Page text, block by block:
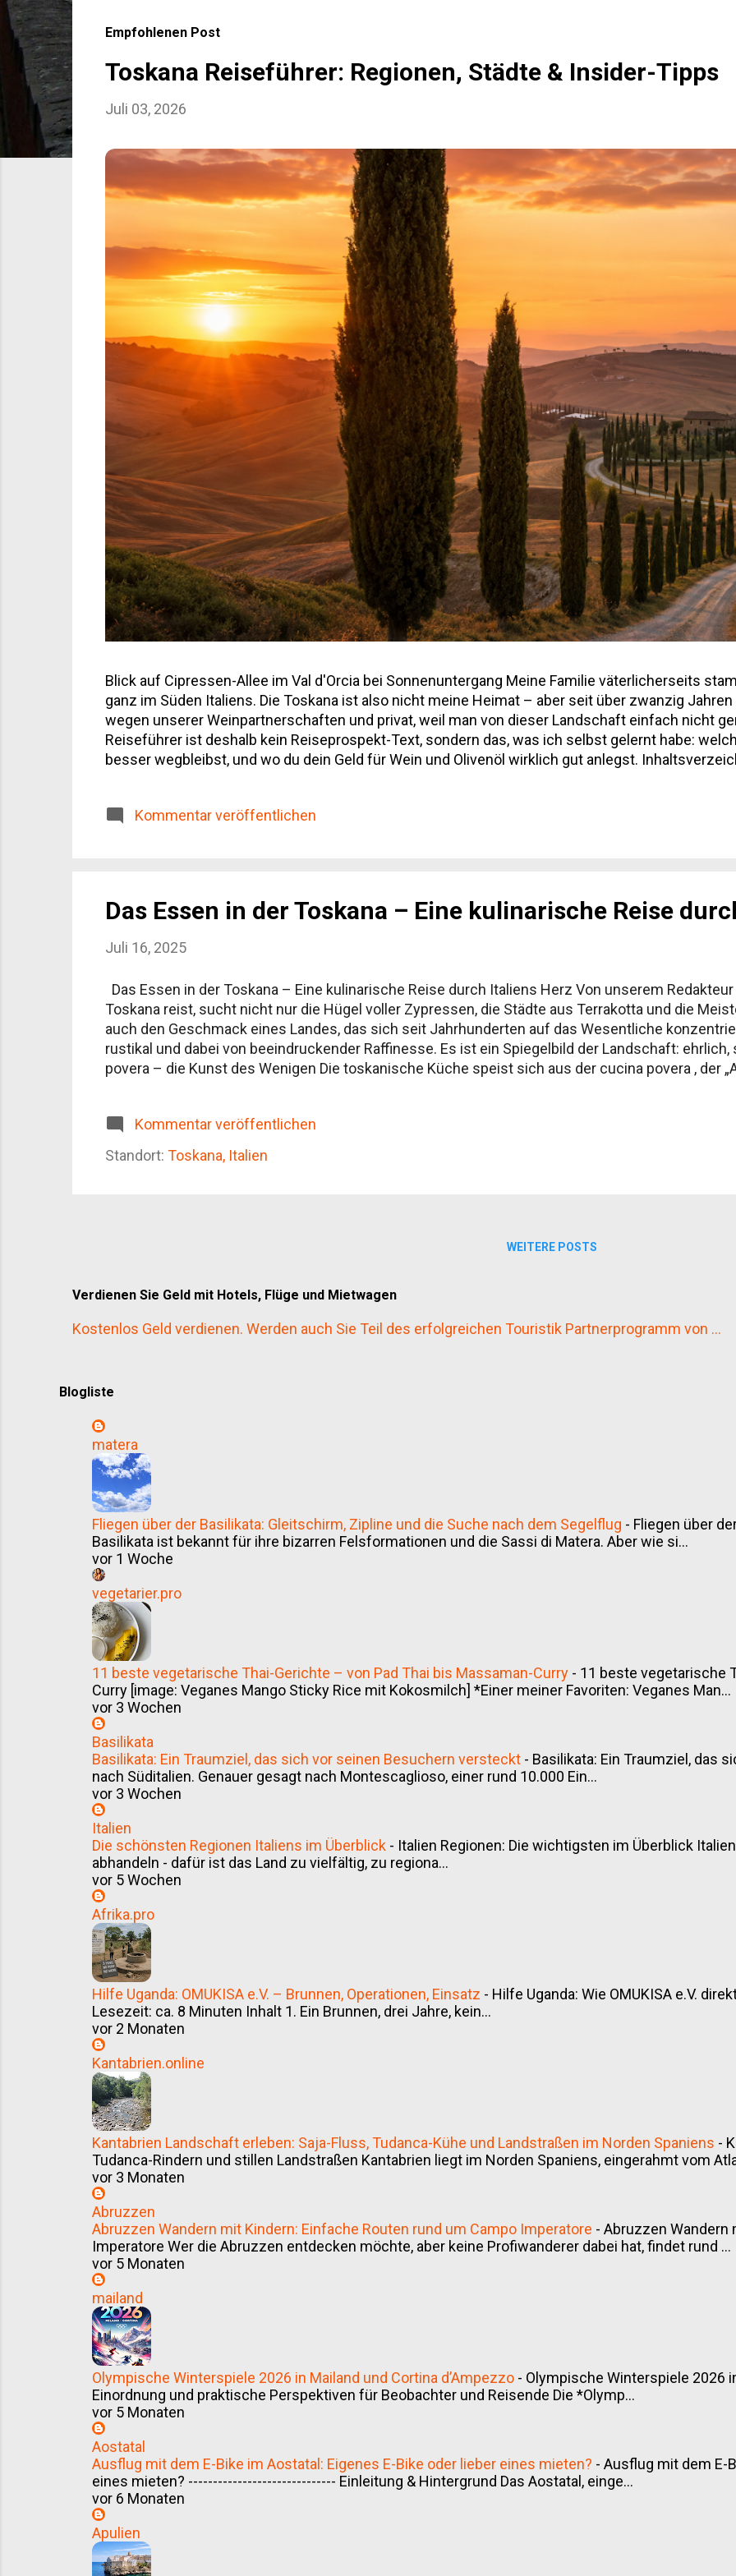
Empfohlenen Post
Toskana Reiseführer: Regionen, Städte & Insider-Tipps
Juli 03, 2026
Blick auf Cipressen-Allee im Val d'Orcia bei Sonnenuntergang Meine Familie väterlicherseits
ganz im Süden Italiens. Die Toskana ist also nicht meine Heimat – aber seit über zwanzig
wegen unserer Weinpartnerschaften und privat, weil man von dieser Landschaft einfach nicht
Reiseführer ist deshalb kein Reiseprospekt-Text, sondern das, was ich selbst gelernt habe:
besser wegbleibst, und wo du dein Geld für Wein und Olivenöl wirklich gut anlegst.
Kommentar veröffentlichen
Das Essen in der Toskana – Eine kulinarische Reise
Juli 16, 2025
Das Essen in der Toskana – Eine kulinarische Reise durch Italiens Herz Von unserem
Toskana reist, sucht nicht nur die Hügel voller Zypressen, die Städte aus Terrakotta und die
auch den Geschmack eines Landes, das sich seit Jahrhunderten auf das Wesentliche
rustikal und dabei von beeindruckender Raffinesse. Es ist ein Spiegelbild der Landschaft:
povera – die Kunst des Wenigen Die toskanische Küche speist sich aus der cucina povera , der
kann. In den Städten wie Florenz, Siena oder Arezzo trifft ma...
Kommentar veröffentlichen
Standort: Toskana, Italien
WEITERE POSTS
Verdienen Sie Geld mit Hotels, Flüge und Mietwagen
Kostenlos Geld verdienen. Werden auch Sie Teil des erfolgreichen Touristik Partnerprogramm von ...
Blogliste
matera
Fliegen über der Basilikata: Gleitschirm, Zipline und die Suche nach dem Segelflug - Fliegen über
Basilikata ist bekannt für ihre bizarren Felsformationen und die Sassi di Matera. Aber wie si...
vor 1 Woche
vegetarier.pro
11 beste vegetarische Thai-Gerichte – von Pad Thai bis Massaman-Curry - 11 beste vegetarische
Curry [image: Veganes Mango Sticky Rice mit Kokosmilch] *Einer meiner Favoriten: Veganes Man...
vor 3 Wochen
Basilikata
Basilikata: Ein Traumziel, das sich vor seinen Besuchern versteckt - Basilikata: Ein Traumziel, das
nach Süditalien. Genauer gesagt nach Montescaglioso, einer rund 10.000 Ein...
vor 3 Wochen
Italien
Die schönsten Regionen Italiens im Überblick - Italien Regionen: Die wichtigsten im Überblick
abhandeln - dafür ist das Land zu vielfältig, zu regiona...
vor 5 Wochen
Afrika.pro
Hilfe Uganda: OMUKISA e.V. – Brunnen, Operationen, Einsatz - Hilfe Uganda: Wie OMUKISA e.V.
Lesezeit: ca. 8 Minuten Inhalt 1. Ein Brunnen, drei Jahre, kein...
vor 2 Monaten
Kantabrien.online
Kantabrien Landschaft erleben: Saja-Fluss, Tudanca-Kühe und Landstraßen im Norden Spaniens -
Tudanca-Rindern und stillen Landstraßen Kantabrien liegt im Norden Spaniens, eingerahmt vom
vor 3 Monaten
Abruzzen
Abruzzen Wandern mit Kindern: Einfache Routen rund um Campo Imperatore - Abruzzen Wandern
Imperatore Wer die Abruzzen entdecken möchte, aber keine Profiwanderer dabei hat, findet rund ...
vor 5 Monaten
mailand
Olympische Winterspiele 2026 in Mailand und Cortina d’Ampezzo - Olympische Winterspiele 2026
Einordnung und praktische Perspektiven für Beobachter und Reisende Die *Olymp...
vor 5 Monaten
Aostatal
Ausflug mit dem E-Bike im Aostatal: Eigenes E-Bike oder lieber eines mieten? - Ausflug mit dem E-
eines mieten? ------------------------------ Einleitung & Hintergrund Das Aostatal, einge...
vor 6 Monaten
Apulien